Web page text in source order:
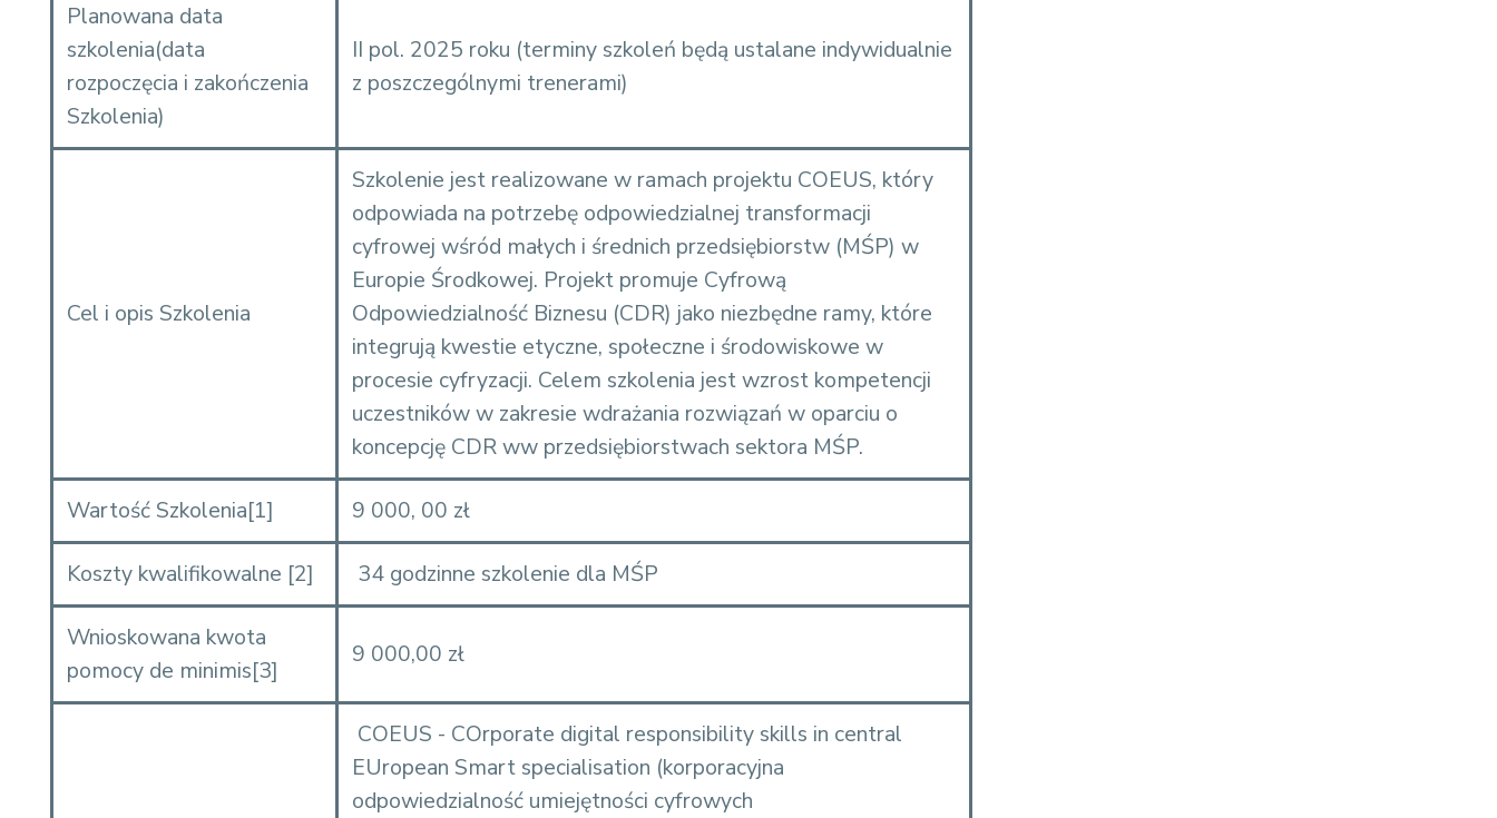
Planowana data
szkolenia(data
rozpoczęcia i zakończenia
Szkolenia)
II pol. 2025 roku (terminy szkoleń będą ustalane indywidualnie
z poszczególnymi trenerami)
Cel i opis Szkolenia
Szkolenie jest realizowane w ramach projektu COEUS, który
odpowiada na potrzebę odpowiedzialnej transformacji
cyfrowej wśród małych i średnich przedsiębiorstw (MŚP) w
Europie Środkowej. Projekt promuje Cyfrową
Odpowiedzialność Biznesu (CDR) jako niezbędne ramy, które
integrują kwestie etyczne, społeczne i środowiskowe w
procesie cyfryzacji. Celem szkolenia jest wzrost kompetencji
uczestników w zakresie wdrażania rozwiązań w oparciu o
koncepcję CDR ww przedsiębiorstwach sektora MŚP.
Wartość Szkolenia[1] 9 000, 00 zł
Koszty kwalifikowalne [2] 34 godzinne szkolenie dla MŚP
Wnioskowana kwota
pomocy de minimis[3]
9 000,00 zł
COEUS - COrporate digital responsibility skills in central
EUropean Smart specialisation (korporacyjna
odpowiedzialność umiejętności cyfrowych